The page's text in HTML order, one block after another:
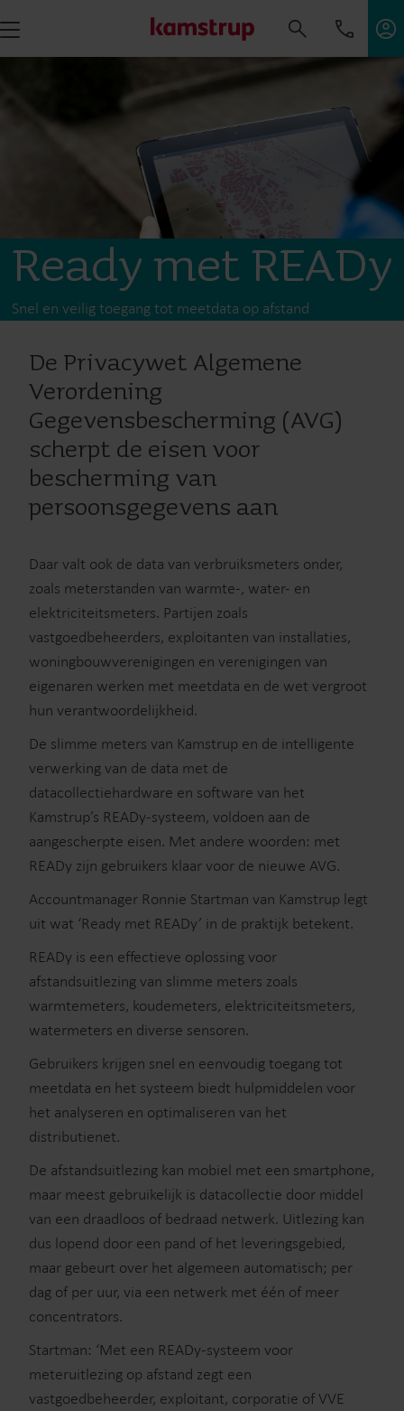
Ready met READy
Snel en veilig toegang tot meetdata op afstand
De Privacywet Algemene
Verordening
Gegevensbescherming (AVG)
scherpt de eisen voor
bescherming van
persoonsgegevens aan
Daar valt ook de data van verbruiksmeters onder,
zoals meterstanden van warmte-, water- en
elektriciteitsmeters. Partijen zoals
vastgoedbeheerders, exploitanten van installaties,
woningbouwverenigingen en verenigingen van
eigenaren werken met meetdata en de wet vergroot
hun verantwoordelijkheid.
De slimme meters van Kamstrup en de intelligente
verwerking van de data met de
datacollectiehardware en software van het
Kamstrup’s READy-systeem, voldoen aan de
aangescherpte eisen. Met andere woorden: met
READy zijn gebruikers klaar voor de nieuwe AVG.
Accountmanager Ronnie Startman van Kamstrup legt
uit wat ‘Ready met READy’ in de praktijk betekent.
READy is een effectieve oplossing voor
afstandsuitlezing van slimme meters zoals
warmtemeters, koudemeters, elektriciteitsmeters,
watermeters en diverse sensoren.
Gebruikers krijgen snel en eenvoudig toegang tot
meetdata en het systeem biedt hulpmiddelen voor
het analyseren en optimaliseren van het
distributienet.
De afstandsuitlezing kan mobiel met een smartphone,
maar meest gebruikelijk is datacollectie door middel
van een draadloos of bedraad netwerk. Uitlezing kan
dus lopend door een pand of het leveringsgebied,
maar gebeurt over het algemeen automatisch; per
dag of per uur, via een netwerk met één of meer
concentrators.
Startman: ‘Met een READy-systeem voor
meteruitlezing op afstand zegt een
vastgoedbeheerder, exploitant, corporatie of VVE